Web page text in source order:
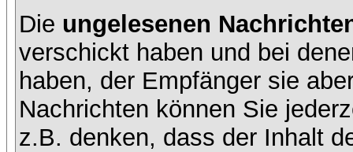
Die ungelesenen
verschickt haben und bei
haben, der Empfänger sie
Nachrichten können Sie
z.B. denken, dass der Inhalt